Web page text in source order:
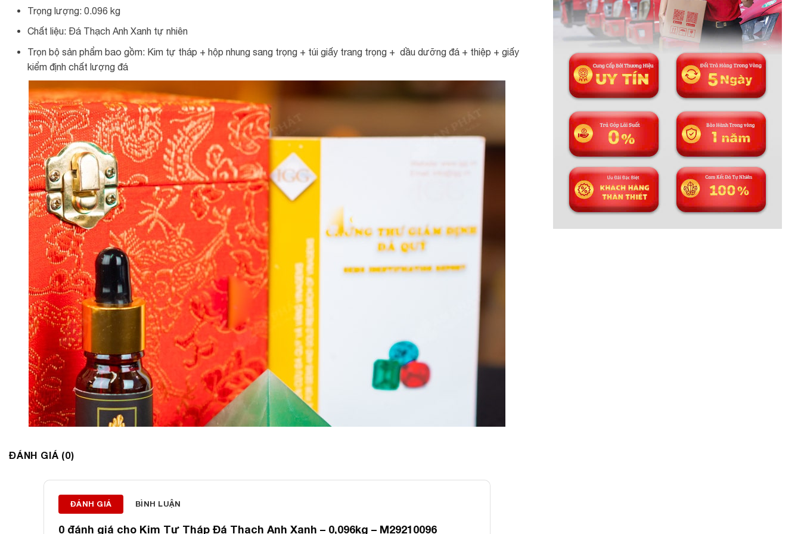
Trọng lượng: 0.096 kg
Chất liệu: Đá Thạch Anh Xanh tự nhiên
Trọn bộ sản phẩm bao gồm: Kim tự tháp + hộp nhung sang trọng + túi giấy trang trọng + dầu dưỡng đá + thiệp + giấy
kiểm định chất lượng đá
ĐÁNH GIÁ (0)
ĐÁNH GIÁ BÌNH LUẬN
0 đánh giá cho Kim Tự Tháp Đá Thạch Anh Xanh – 0,096kg – M29210096